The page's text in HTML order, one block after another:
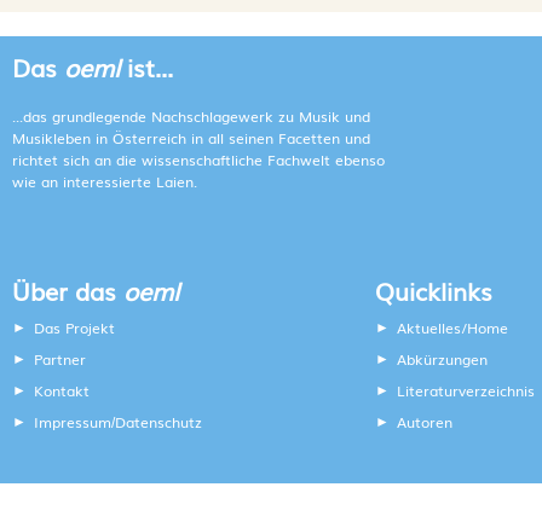
Das oemlist...
...das grundlegende Nachschlagewerk zu Musik und
Musikleben in Österreich in all seinen Facetten und
richtet sich an die wissenschaftliche Fachwelt ebenso
wie an interessierte Laien.
Über das oeml
Das Projekt
Partner
Kontakt
Impressum/Datenschutz
Quicklinks
Aktuelles/Home
Abkürzungen
Literaturverzeichnis
Autoren